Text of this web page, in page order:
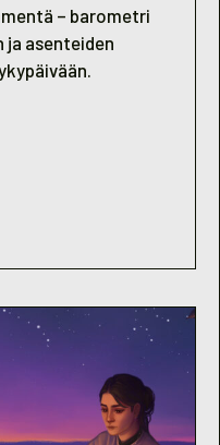
– barometri
asenteiden